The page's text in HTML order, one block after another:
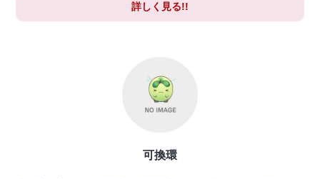
詳しく見る!!
可換環